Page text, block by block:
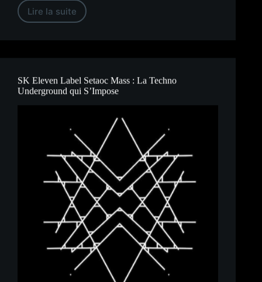
Lire la suite
Laurent
Garnier
Française
sur
Kompakt
SK Eleven Label Setaoc Mass : La Techno
Underground qui S’Impose